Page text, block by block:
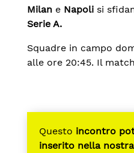
Milan e Napoli si
Serie A.
Squadre in campo
alle ore 20:45. Il
Questo incontro
inserito nella